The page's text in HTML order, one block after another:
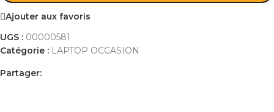
Ajouter aux favoris
UGS : 00000581
Catégorie : LAPTOP OCCASION
Partager: